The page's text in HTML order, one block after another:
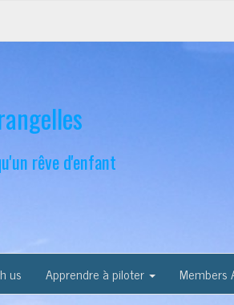
rêve d'enfant
us Apprendre à piloter Members